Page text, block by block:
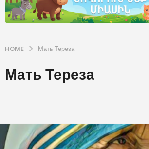
HOME Мать Тереза
Мать Тереза